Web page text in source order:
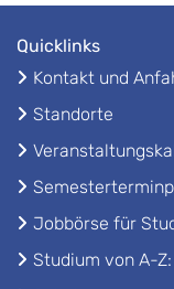
Quicklinks
Kontakt und
Standorte
Jobbörse für
Studium von A-Z: